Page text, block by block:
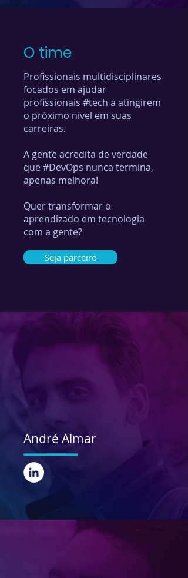
O time
Profissionais multidisciplinares
focados em ajudar
profissionais #tech a atingirem
o próximo nível em suas
carreiras.
A gente acredita de verdade
que #DevOps nunca termina,
apenas melhora!
Quer transformar o
aprendizado em tecnologia
com a gente?
Seja parceiro
André Almar